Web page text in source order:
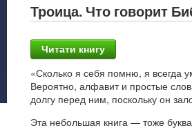
Троица. Что говорит
Читати книгу
«Сколько я себя помню, я всегда
Вероятно, алфавит и простые
долгу перед ним, поскольку он
Эта небольшая книга — тоже